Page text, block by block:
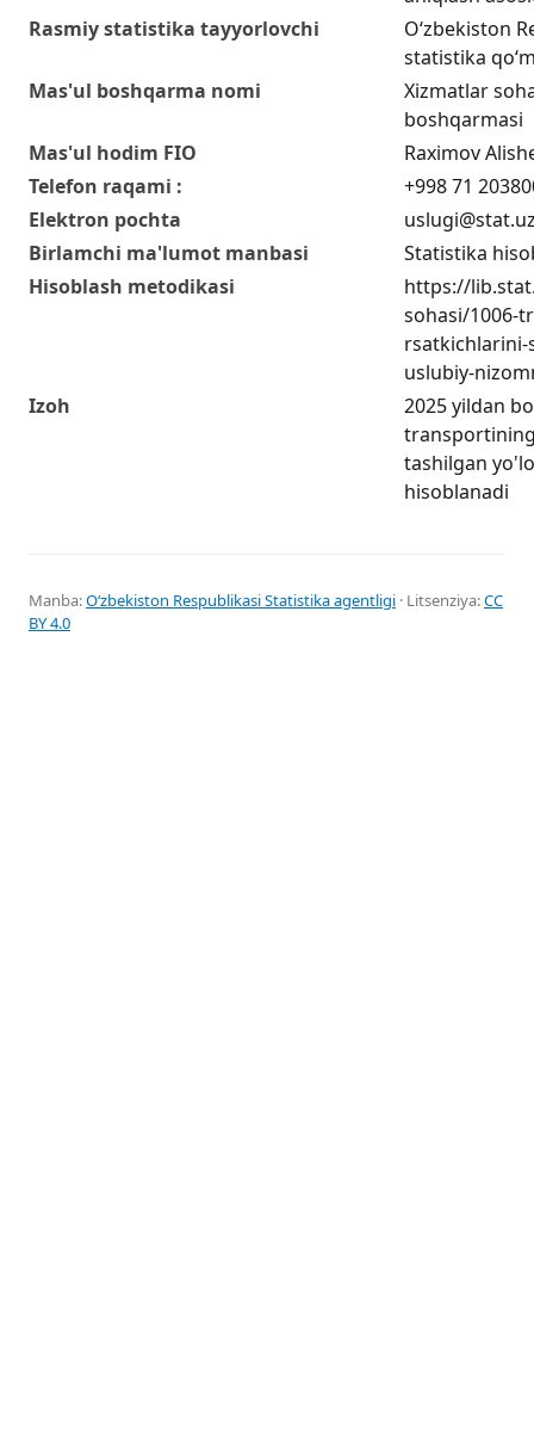
Rasmiy statistika tayyorlovchi
O‘zbekiston
statistika
Mas'ul boshqarma nomi
Xizmatlar
boshqarmasi
Mas'ul hodim FIO
Raximov
Telefon raqami :
+998 71
Elektron pochta
Birlamchi ma'lumot manbasi
Statistika
Hisoblash metodikasi
https://
sohasi/1006-
rsatkichlarini-
uslubiy-
Izoh
2025 yildan
tashilgan
hisoblanadi
Manba:Oʻzbekiston Respublikasi Statistika agentligi · Litsenziya:CC
BY 4.0